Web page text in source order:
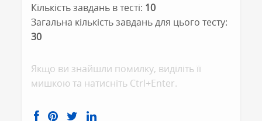
Кількість завдань в тесті: 10
Загальна кількість завдань для цього тесту:
30
Якщо ви знайшли помилку, видiлiть її
мишкою та натисніть Ctrl+Enter.